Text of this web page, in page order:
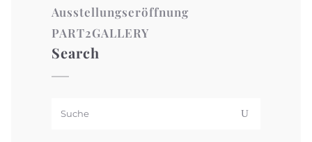
Ausstellungseröffnung
PART2GALLERY
Search